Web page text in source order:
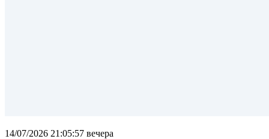
14/07/2026 21:05:57 вечера